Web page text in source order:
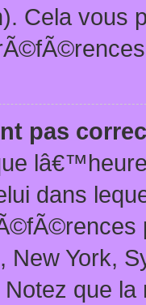
Cela vous
pas
dans
New York,
que la